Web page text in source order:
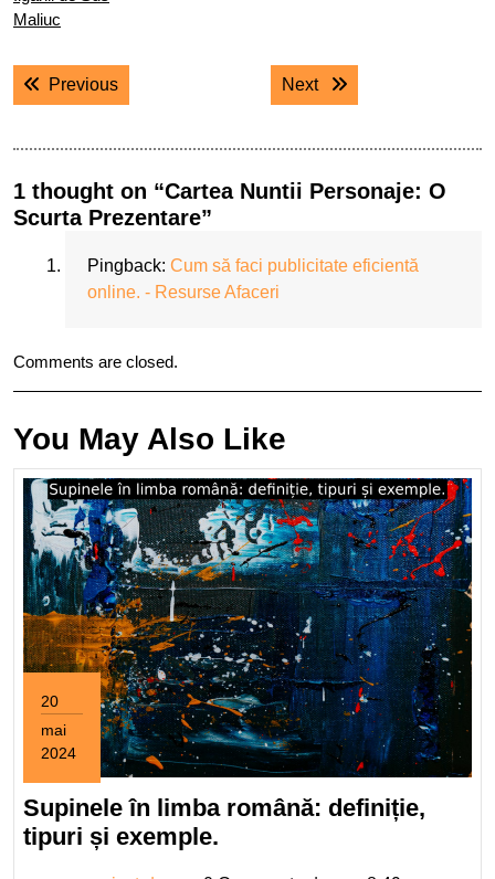
Maliuc
Navigare
în
PreviousPrevious post: Next Next post:
1 thought on “Cartea Nuntii Personaje: O
Scurta Prezentare”
Pingback: Cum să faci publicitate eficientă
online. - Resurse Afaceri
Comments are closed.
You May Also Like
20
mai
2024
2024
Supinele în limba română: definiție,
tipuri și exemple.